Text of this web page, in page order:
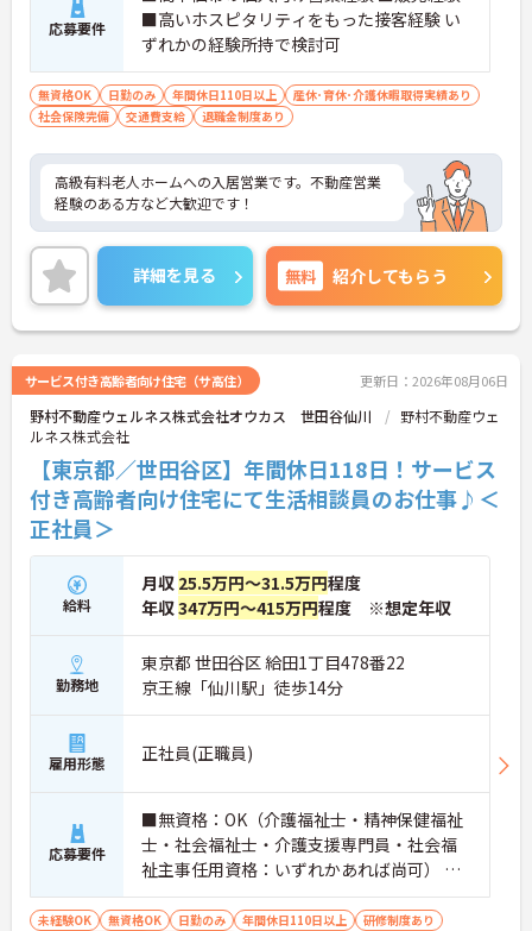
応募要件
■高いホスピタリティをもった接客経験 い
ずれかの経験所持で検討可
無資格OK 日勤のみ 年間休日110日以上
産休･育休･介護休暇取得実績あり
社会保険完備
交通費支給 退職金制度あり
高級有料老人ホームへの入居営業です。不動産営業
経験のある方など大歓迎です！
詳細を見る 無料 紹介してもらう
サービス付き高齢者向け住宅（サ高住） 更新日：2026年08月06日
野村不動産ウェルネス株式会社オウカス 世田谷仙川
野村不動産ウェ
ルネス株式会社
【東京都／世田谷区】年間休日118日！サービス
付き高齢者向け住宅にて生活相談員のお仕事♪＜
正社員＞
給料
月収 25.5万円～31.5万円程度
年収347万円～415万円程度 ※想定年収
勤務地
東京都 世田谷区 給田1丁目478番22
京王線「仙川駅」徒歩14分
雇用形態 正社員(正職員)
応募要件
■無資格：OK（介護福祉士・精神保健福祉
士・社会福祉士・介護支援専門員・社会福
祉主事任用資格：いずれかあれば尚可） ■
実務経験：不問
未経験OK 無資格OK 日勤のみ 年間休日110日以上
研修制度あり